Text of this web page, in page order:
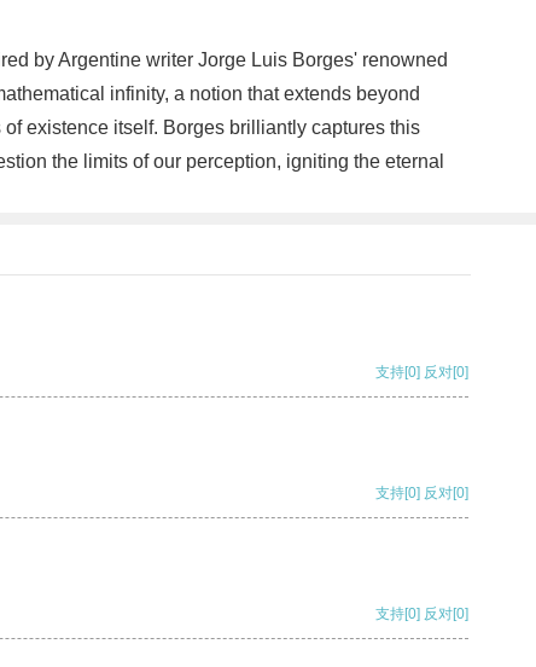
by Argentine writer Jorge Luis Borges' renowned
infinity, a notion that extends beyond
existence itself. Borges brilliantly captures this
the limits of our perception, igniting the eternal
支持[0] 反对[0]
支持[0] 反对[0]
支持[0] 反对[0]